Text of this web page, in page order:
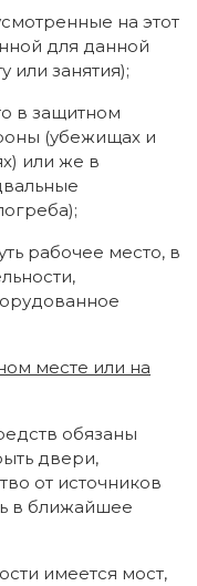
на этот
для данной
или занятия);
в защитном
(убежищах и
или же в
рабочее место, в
месте или на
обязаны
двери,
от источников
в ближайшее
имеется мост,